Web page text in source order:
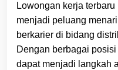
Lowongan kerja
menjadi peluang
berkarier di bidang
Dengan berbagai
dapat menjadi langkah